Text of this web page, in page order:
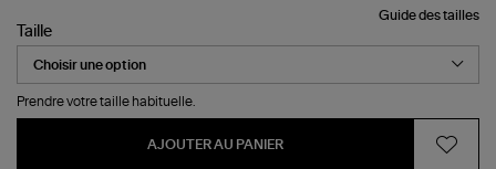
Guide des tailles
Taille
Prendre votre taille habituelle.
AJOUTER AU PANIER